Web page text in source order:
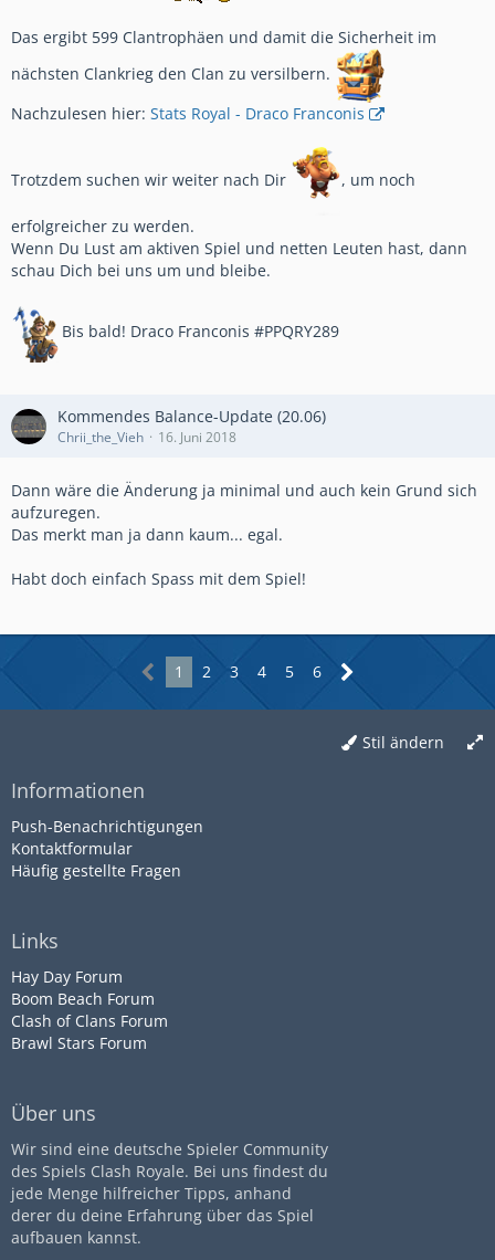
Das ergibt 599 Clantrophäen und damit die Sicherheit im
nächsten Clankrieg den Clan zu versilbern.
Nachzulesen hier: Stats Royal - Draco Franconis
Trotzdem suchen wir weiter nach Dir , um noch
erfolgreicher zu werden.
Wenn Du Lust am aktiven Spiel und netten Leuten hast, dann
schau Dich bei uns um und bleibe.
Bis bald! Draco Franconis #PPQRY289
Kommendes Balance-Update (20.06)
Chrii_the_Vieh 16. Juni 2018
Dann wäre die Änderung ja minimal und auch kein Grund sich
aufzuregen.
Das merkt man ja dann kaum... egal.
Habt doch einfach Spass mit dem Spiel!
1 2 3 4 5 6
Stil ändern
Informationen
Push-Benachrichtigungen
Kontaktformular
Häufig gestellte Fragen
Links
Hay Day Forum
Boom Beach Forum
Clash of Clans Forum
Brawl Stars Forum
Über uns
Wir sind eine deutsche Spieler Community
des Spiels Clash Royale. Bei uns findest du
jede Menge hilfreicher Tipps, anhand
derer du deine Erfahrung über das Spiel
aufbauen kannst.